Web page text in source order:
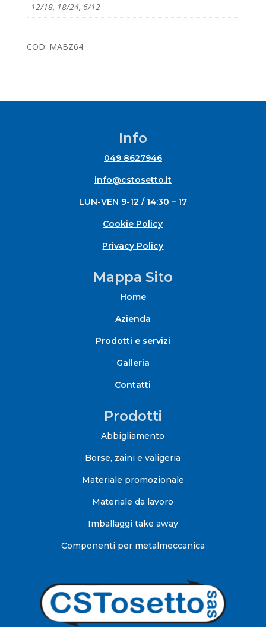
12/18, 18/24, 6/12
COD: MABZ64
Info
049 8627946
info@cstosetto.it
LUN-VEN 9-12 / 14:30 – 17
Cookie Policy
Privacy Policy
Mappa Sito
Home
Azienda
Prodotti e servizi
Galleria
Contatti
Prodotti
Abbigliamento
Borse, zaini e valigeria
Materiale promozionale
Materiale da lavoro
Imballaggi take away
Componenti per metalmeccanica